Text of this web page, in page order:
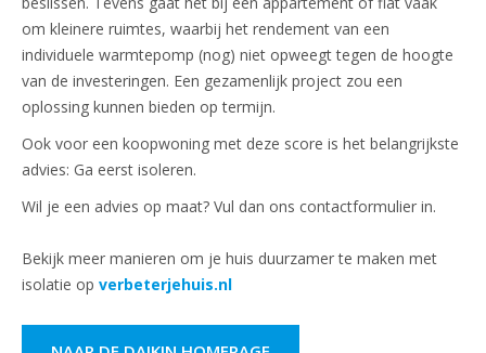
om kleinere ruimtes, waarbij het rendement van een
individuele warmtepomp (nog) niet opweegt tegen de hoogte
van de investeringen. Een gezamenlijk project zou een
oplossing kunnen bieden op termijn.
Ook voor een koopwoning met deze score is het belangrijkste
advies: Ga eerst isoleren.
Wil je een advies op maat? Vul dan ons contactformulier in.
Bekijk meer manieren om je huis duurzamer te maken met
isolatie op verbeterjehuis.nl